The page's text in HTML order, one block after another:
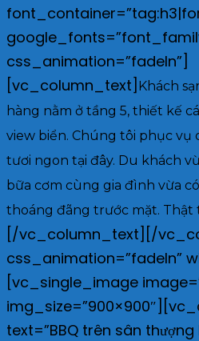
css_animation=”fadeIn”]
[vc_column_text] Khách
hàng nằm ở tầng 5, thiết kế
view biển. Chúng tôi phục vụ
tươi ngon tại đây. Du khách
bữa cơm cùng gia đình vừa
thoáng đãng trước mặt. Thật
[/vc_column_text][/
css_animation=”fadeIn”
[vc_single_image
text=”BBQ trên sân thượng